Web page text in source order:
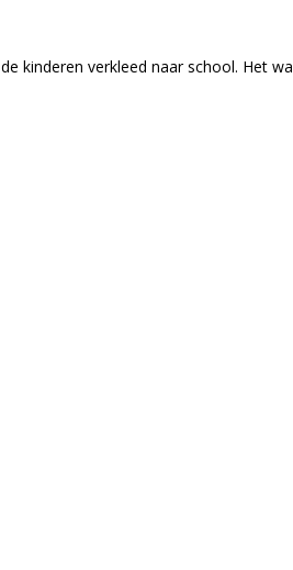
kinderen verkleed naar school. Het